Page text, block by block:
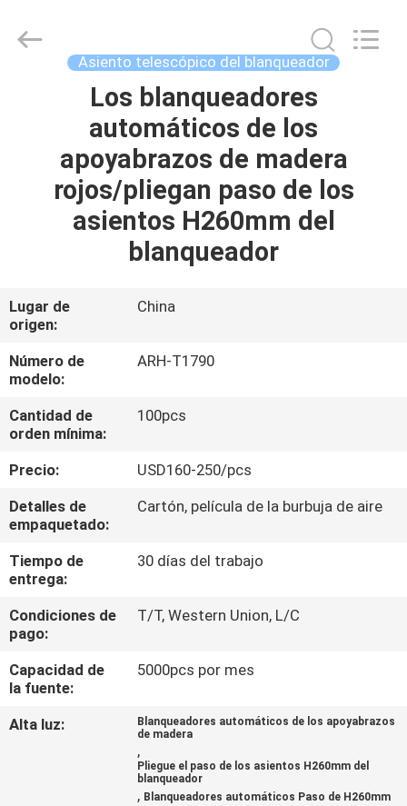
PRODUCTOS
SOBRE
NOSOTROS
VIAJE
DE
LA
FÁBRICA
DE
CALIDAD
ÉNTRENOS
EN
CONTACTO
CON
BLOG
Commercial
Co.,Ltd.
Asiento telescópico del blanqueador
Los blanqueadores
automáticos de los
apoyabrazos de madera
rojos/pliegan paso de los
asientos H260mm del
blanqueador
Lugar de
origen:
China
Número de
modelo:
ARH-T1790
Cantidad de
orden mínima:
100pcs
Precio:
USD160-250/pcs
Detalles de
empaquetado:
Cartón, película de la burbuja de aire
Tiempo de
entrega:
30 días del trabajo
Condiciones de
pago:
T/T, Western Union, L/C
Capacidad de
la fuente:
5000pcs por mes
Alta luz:
Blanqueadores automáticos de los apoyabrazos
de madera
,
Pliegue el paso de los asientos H260mm del
blanqueador
, Blanqueadores automáticos Paso de H260mm